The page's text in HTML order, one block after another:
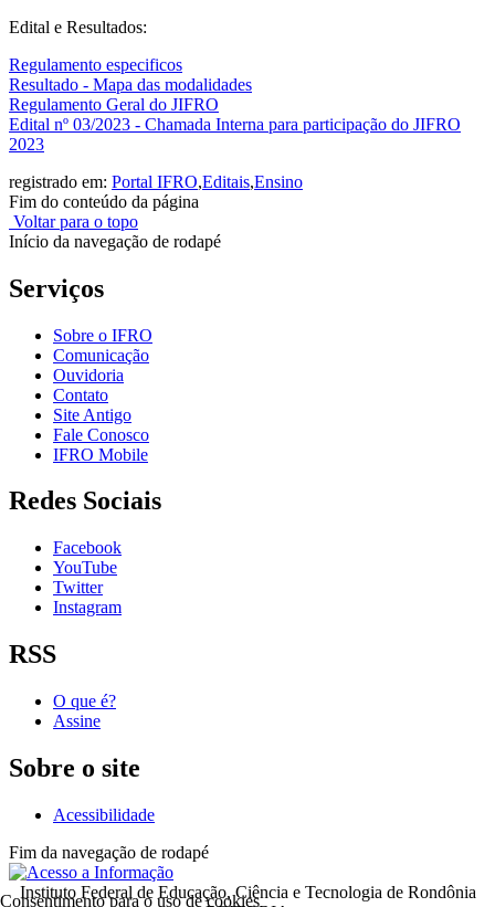
Edital e Resultados:
Regulamento especificos
Resultado - Mapa das modalidades
Regulamento Geral do JIFRO
Edital nº 03/2023 - Chamada Interna para participação do JIFRO
2023
registrado em: Portal IFRO,Editais,Ensino
Fim do conteúdo da página
Voltar para o topo
Início da navegação de rodapé
Serviços
Sobre o IFRO
Comunicação
Ouvidoria
Contato
Site Antigo
Fale Conosco
IFRO Mobile
Redes Sociais
Facebook
YouTube
Twitter
Instagram
RSS
O que é?
Assine
Sobre o site
Acessibilidade
Fim da navegação de rodapé
Instituto Federal de Educação, Ciência e Tecnologia de Rondônia
Consentimento para o uso de cookies